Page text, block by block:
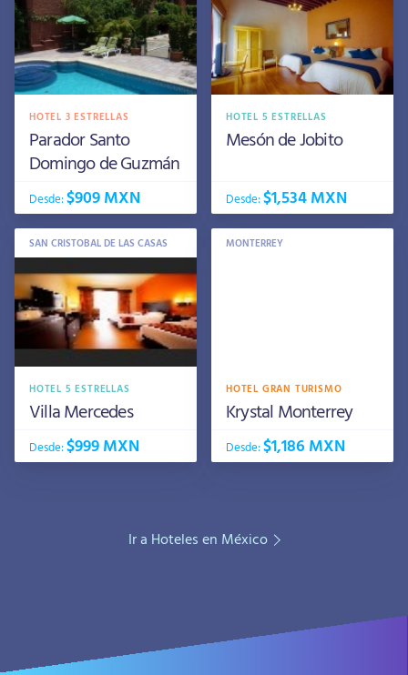
HOTEL 3 ESTRELLAS
Parador Santo
Domingo de Guzmán
Desde:$909 MXN
HOTEL 5 ESTRELLAS
Mesón de Jobito
Desde:$1,534 MXN
SAN CRISTOBAL DE LAS CASAS
HOTEL 5 ESTRELLAS
Villa Mercedes
Desde:$999 MXN
MONTERREY
HOTEL GRAN TURISMO
Krystal Monterrey
Desde:$1,186 MXN
Ir a Hoteles en México